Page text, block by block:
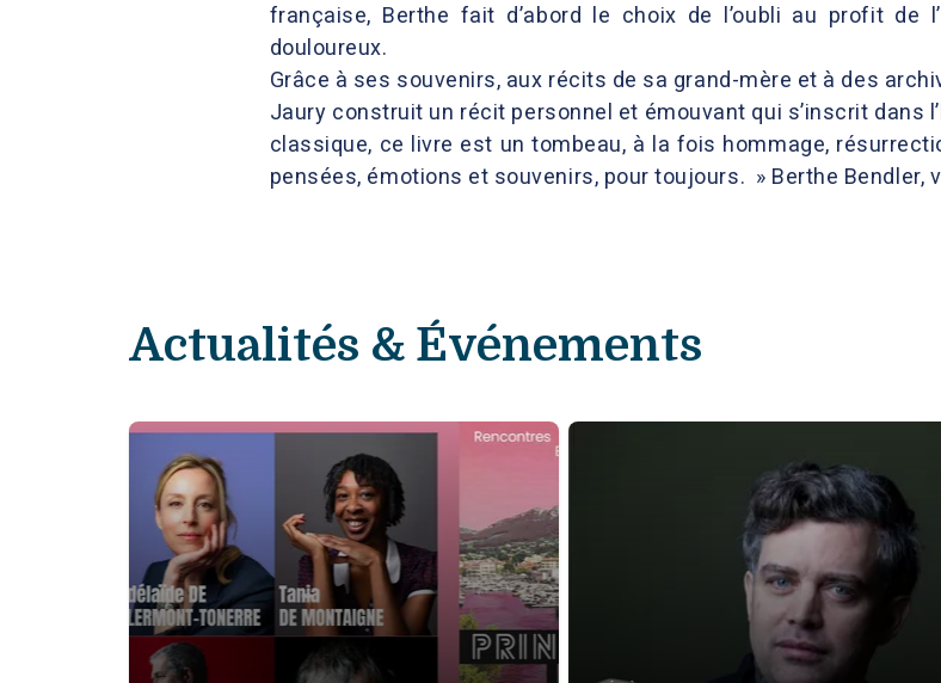
française, Berthe fait d’abord le choix de l’oubli au profit de
douloureux.
Grâce à ses souvenirs, aux récits de sa grand-mère et à des
Jaury construit un récit personnel et émouvant qui s’inscrit dans
classique, ce livre est un tombeau, à la fois hommage,
pensées, émotions et souvenirs, pour toujours. » Berthe Bendler,
Actualités & Événements